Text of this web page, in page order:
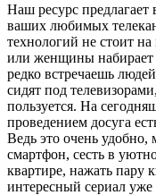
Наш ресурс предлагает
ваших любимых
технологий не стоит
или женщины набирает
редко встречаешь
сидят под
пользуется. На
проведением досуга
Ведь это очень удобно,
смартфон, сесть в
квартире, нажать пару
интересный сериал